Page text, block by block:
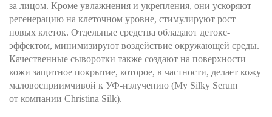
за лицом. Кроме увлажнения и укрепления, они ускоряют
регенерацию на клеточном уровне, стимулируют рост
новых клеток. Отдельные средства обладают детокс-
эффектом, минимизируют воздействие окружающей среды.
Качественные сыворотки также создают на поверхности
кожи защитное покрытие, которое, в частности, делает кожу
маловосприимчивой к УФ-излучению (My Silky Serum
от компании Christina Silk).